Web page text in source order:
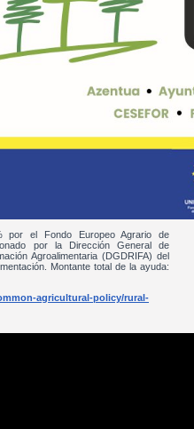
por el Fondo Europeo Agrario de
por la Dirección General de
Agroalimentaria (DGDRIFA) del
Montante total de la ayuda:
agricultural-policy/rural-